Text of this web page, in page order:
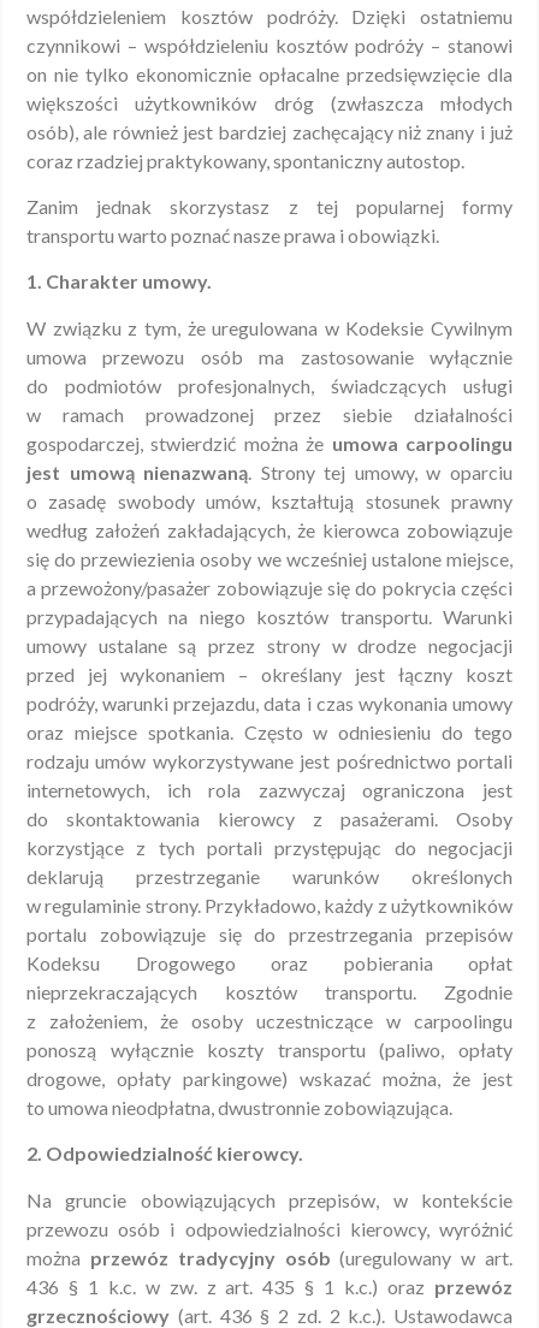
współdzieleniem kosztów podróży. Dzięki ostatniemu
czynnikowi – współdzieleniu kosztów podróży – stanowi
on nie tylko ekonomicznie opłacalne przedsięwzięcie dla
większości użytkowników dróg (zwłaszcza młodych
osób), ale również jest bardziej zachęcający niż znany i już
coraz rzadziej praktykowany, spontaniczny autostop.
Zanim jednak skorzystasz z tej popularnej formy
transportu warto poznać nasze prawa i obowiązki.
1. Charakter umowy.
W związku z tym, że uregulowana w Kodeksie Cywilnym
umowa przewozu osób ma zastosowanie wyłącznie
do podmiotów profesjonalnych, świadczących usługi
w ramach prowadzonej przez siebie działalności
gospodarczej, stwierdzić można że umowa carpoolingu
jest umową nienazwaną. Strony tej umowy, w oparciu
o zasadę swobody umów, kształtują stosunek prawny
według założeń zakładających, że kierowca zobowiązuje
się do przewiezienia osoby we wcześniej ustalone miejsce,
a przewożony/pasażer zobowiązuje się do pokrycia części
przypadających na niego kosztów transportu. Warunki
umowy ustalane są przez strony w drodze negocjacji
przed jej wykonaniem – określany jest łączny koszt
podróży, warunki przejazdu, data i czas wykonania umowy
oraz miejsce spotkania. Często w odniesieniu do tego
rodzaju umów wykorzystywane jest pośrednictwo portali
internetowych, ich rola zazwyczaj ograniczona jest
do skontaktowania kierowcy z pasażerami. Osoby
korzystjące z tych portali przystępując do negocjacji
deklarują przestrzeganie warunków określonych
w regulaminie strony. Przykładowo, każdy z użytkowników
portalu zobowiązuje się do przestrzegania przepisów
Kodeksu Drogowego oraz pobierania opłat
nieprzekraczających kosztów transportu. Zgodnie
z założeniem, że osoby uczestniczące w carpoolingu
ponoszą wyłącznie koszty transportu (paliwo, opłaty
drogowe, opłaty parkingowe) wskazać można, że jest
to umowa nieodpłatna, dwustronnie zobowiązująca.
2. Odpowiedzialność kierowcy.
Na gruncie obowiązujących przepisów, w kontekście
przewozu osób i odpowiedzialności kierowcy, wyróżnić
można przewóz tradycyjny osób (uregulowany w art.
436 § 1 k.c. w zw. z art. 435 § 1 k.c.) oraz przewóz
grzecznościowy (art. 436 § 2 zd. 2 k.c.). Ustawodawca